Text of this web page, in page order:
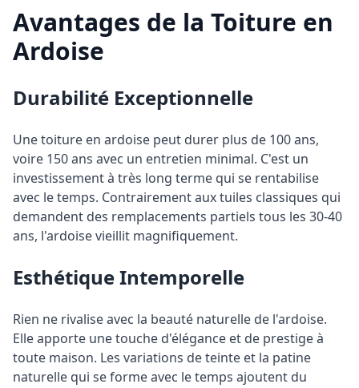
Avantages de la Toiture en
Ardoise
Durabilité Exceptionnelle
Une toiture en ardoise peut durer plus de 100 ans,
voire 150 ans avec un entretien minimal. C'est un
investissement à très long terme qui se rentabilise
avec le temps. Contrairement aux tuiles classiques qui
demandent des remplacements partiels tous les 30-40
ans, l'ardoise vieillit magnifiquement.
Esthétique Intemporelle
Rien ne rivalise avec la beauté naturelle de l'ardoise.
Elle apporte une touche d'élégance et de prestige à
toute maison. Les variations de teinte et la patine
naturelle qui se forme avec le temps ajoutent du